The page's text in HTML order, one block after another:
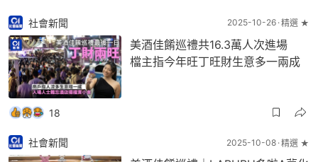
社會新聞 2025-10-26 精選 ★
美酒佳餚巡禮共16.3萬人次進場
檔主指今年旺丁旺財生意多一兩成
18
社會新聞 2025-10-08 精選 ★